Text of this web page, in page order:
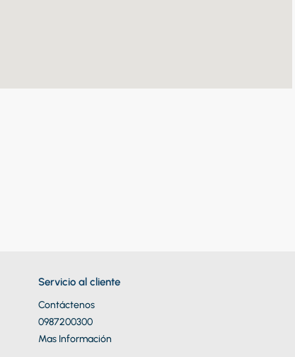
Servicio al cliente
Contáctenos
0987200300
Mas Información